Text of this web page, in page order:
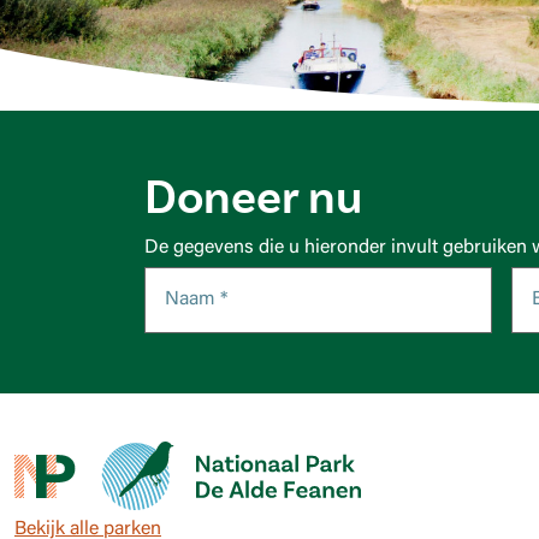
Doneer nu
De gegevens die u hieronder invult
Bekijk alle parken